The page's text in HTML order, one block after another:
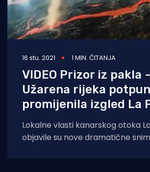
16 stu. 2021 1 MIN. ČITANJA
VIDEO Prizor iz pakla
Užarena rijeka
promijenila izgled La
Lokalne vlasti kanarskog otoka
objavile su nove dramatične